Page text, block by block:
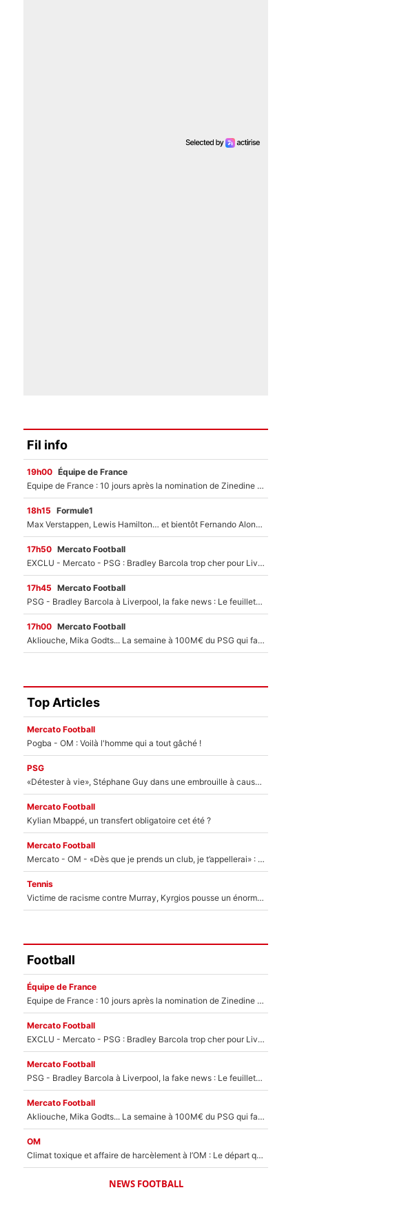
Fil info
19h00 Équipe de France
Equipe de France : 10 jours après la nomination de Zinedine Zidane, c'est au tour de son fils de prendre un nouveau départ !
18h15 Formule1
Max Verstappen, Lewis Hamilton… et bientôt Fernando Alonso ? Le classement des pilotes les mieux payés en Formule 1 risque de changer !
17h50 Mercato Football
EXCLU - Mercato - PSG : Bradley Barcola trop cher pour Liverpool
17h45 Mercato Football
PSG - Bradley Barcola à Liverpool, la fake news : Le feuilleton continue !
17h00 Mercato Football
Akliouche, Mika Godts... La semaine à 100M€ du PSG qui fait basculer le mercato du PSG !
Top Articles
Mercato Football
Pogba - OM : Voilà l'homme qui a tout gâché !
PSG
«Détester à vie», Stéphane Guy dans une embrouille à cause du PSG !
Mercato Football
Kylian Mbappé, un transfert obligatoire cet été ?
Mercato Football
Mercato - OM - «Dès que je prends un club, je t’appellerai» : La promesse de Marcelino au moment de claquer la porte
Tennis
Victime de racisme contre Murray, Kyrgios pousse un énorme coup de gueule !
Football
Équipe de France
Equipe de France : 10 jours après la nomination de Zinedine Zidane, c'est au tour de son fils de prendre un nouveau départ !
Mercato Football
EXCLU - Mercato - PSG : Bradley Barcola trop cher pour Liverpool
Mercato Football
PSG - Bradley Barcola à Liverpool, la fake news : Le feuilleton continue !
Mercato Football
Akliouche, Mika Godts... La semaine à 100M€ du PSG qui fait basculer le mercato du PSG !
OM
Climat toxique et affaire de harcèlement à l’OM : Le départ qui soulage le vestiaire de Bruno Genesio
NEWS FOOTBALL